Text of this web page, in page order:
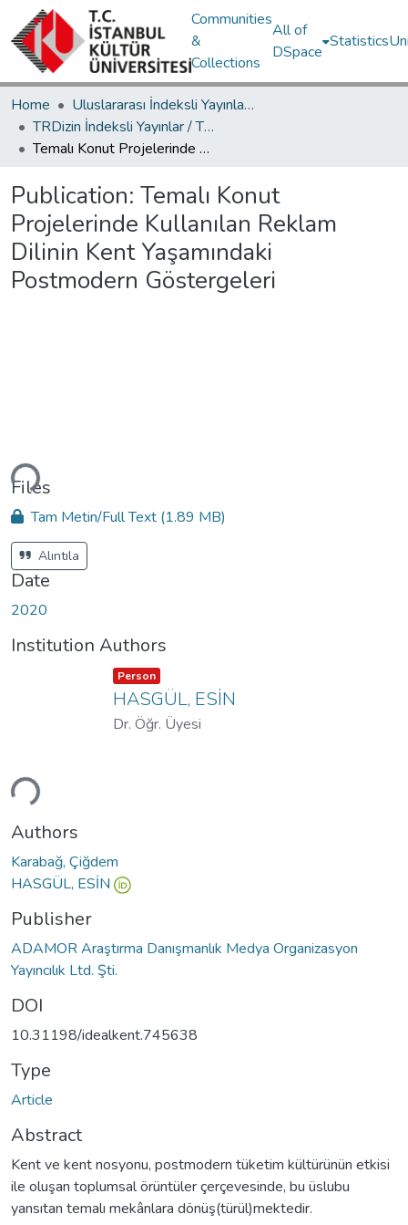
Communities
&
Collections
All of
DSpace
Statistics
Home
Uluslararası İndeksli Yayınlar / International Indexed Publications
TRDizin İndeksli Yayınlar / TRDizin Indexed Publications
Temalı Konut Projelerinde Kullanılan Reklam Dilinin Kent Yaşamındaki Postmodern Göstergeleri
Publication: Temalı Konut
Projelerinde Kullanılan Reklam
Dilinin Kent Yaşamındaki
Postmodern Göstergeleri
Files
Tam Metin/Full Text (1.89 MB)
Alıntıla
Date
2020
Institution Authors
Item type:
Person ,
HASGÜL, ESİN
Dr. Öğr. Üyesi
Authors
Karabağ, Çiğdem
HASGÜL, ESİN
Publisher
ADAMOR Araştırma Danışmanlık Medya Organizasyon
Yayıncılık Ltd. Şti.
DOI
10.31198/idealkent.745638
Type
Article
Abstract
Kent ve kent nosyonu, postmodern tüketim kültürünün etkisi
ile oluşan toplumsal örüntüler çerçevesinde, bu üslubu
yansıtan temalı mekânlara dönüş(türül)mektedir.